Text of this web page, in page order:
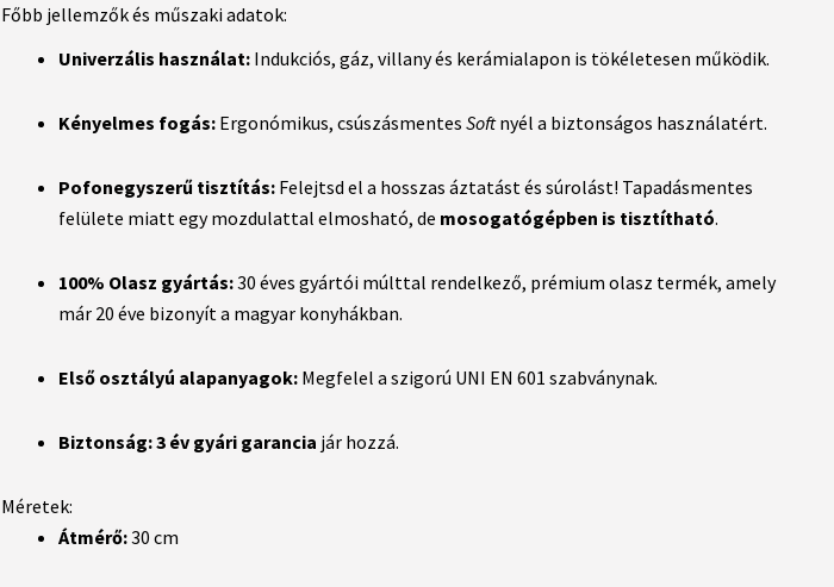
Főbb jellemzők és műszaki adatok:
Univerzális használat:Indukciós, gáz, villany és kerámialapon is tökéletesen működik.
Kényelmes fogás:Ergonómikus, csúszásmentes Softnyél a biztonságos használatért.
Pofonegyszerű tisztítás:Felejtsd el a hosszas áztatást és súrolást! Tapadásmentes
felülete miatt egy mozdulattal elmosható, de mosogatógépben is tisztítható.
100% Olasz gyártás:30 éves gyártói múlttal rendelkező, prémium olasz termék, amely
már 20 éve bizonyít a magyar konyhákban.
Első osztályú alapanyagok:Megfelel a szigorú UNI EN 601 szabványnak.
Biztonság:3 év gyári garancia jár hozzá.
Méretek:
Átmérő:30 cm